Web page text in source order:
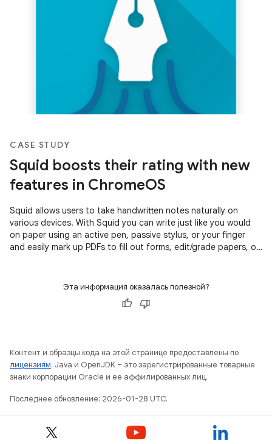
CASE STUDY
Squid boosts their rating with new
features in ChromeOS
Squid allows users to take handwritten notes naturally on
various devices. With Squid you can write just like you would
on paper using an active pen, passive stylus, or your finger
and easily mark up PDFs to fill out forms, edit/grade papers, or
Эта информация оказалась полезной?
Контент и образцы кода на этой странице предоставлены по
лицензиям. Java и OpenJDK – это зарегистрированные товарные
знаки корпорации Oracle и ее аффилированных лиц.
Последнее обновление: 2026-01-28 UTC.